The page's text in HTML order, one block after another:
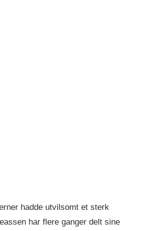
hadde utvilsomt et sterk
har flere ganger delt sine